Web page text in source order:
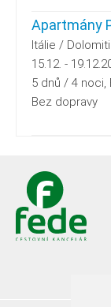
Apartmány
Itálie /
15.12. -
5 dnů / 4 noci,
Bez dopravy